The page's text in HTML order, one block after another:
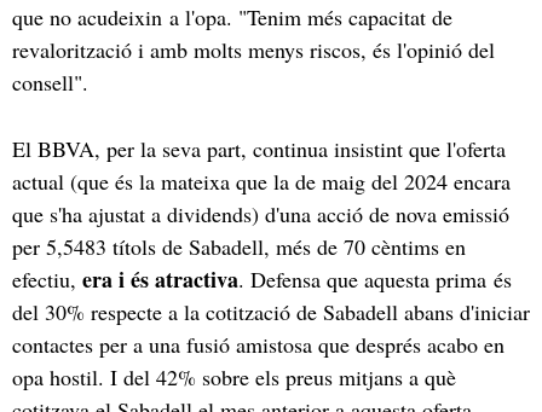
que no acudeixin a l'opa. "Tenim més capacitat de
revalorització i amb molts menys riscos, és l'opinió del
consell".
El BBVA, per la seva part, continua insistint que l'oferta
actual (que és la mateixa que la de maig del 2024 encara
que s'ha ajustat a dividends) d'una acció de nova emissió
per 5,5483 títols de Sabadell, més de 70 cèntims en
efectiu, era i és atractiva. Defensa que aquesta prima és
del 30% respecte a la cotització de Sabadell abans d'iniciar
contactes per a una fusió amistosa que després acabo en
opa hostil. I del 42% sobre els preus mitjans a què